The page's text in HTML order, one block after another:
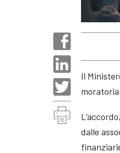
Il
dalle